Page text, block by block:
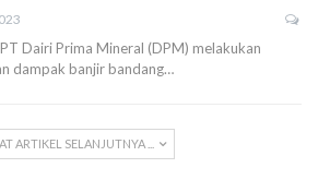
Dairi Prima Mineral (DPM) melakukan
dampak banjir bandang…
ARTIKEL SELANJUTNYA ...